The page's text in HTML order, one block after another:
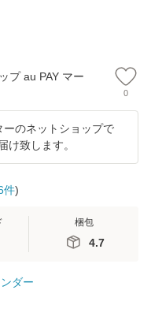
プ au PAY マー
0
のネットショップで
け致します。
件)
梱包
4.7
ダー